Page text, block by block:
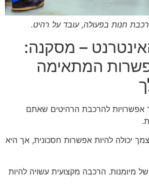
חנות בפעולה, עובד על רהיט.
– מסקנה:
המתאימה
אפשרויות להרכבת הרהיטים שאתם
יכולה להיות אפשרות חסכונית, אך היא
מיומנות. הרכבה מקצועית עשויה להיות